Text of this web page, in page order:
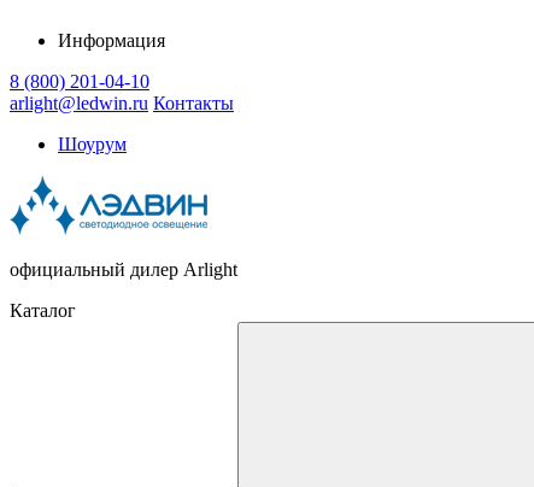
Информация
8 (800) 201-04-10
arlight@ledwin.ru Контакты
Шоурум
официальный дилер Arlight
Каталог